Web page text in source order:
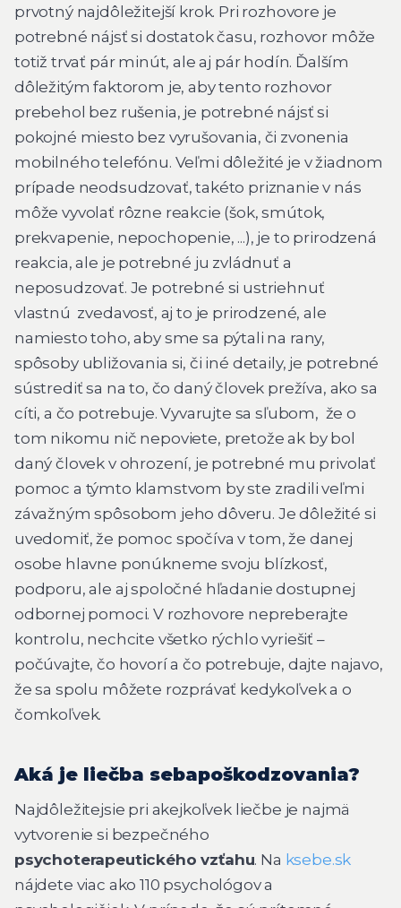
prvotný najdôležitejší krok. Pri rozhovore je
potrebné nájsť si dostatok času, rozhovor môže
totiž trvať pár minút, ale aj pár hodín. Ďalším
dôležitým faktorom je, aby tento rozhovor
prebehol bez rušenia, je potrebné nájsť si
pokojné miesto bez vyrušovania, či zvonenia
mobilného telefónu. Veľmi dôležité je v žiadnom
prípade neodsudzovať, takéto priznanie v nás
môže vyvolať rôzne reakcie (šok, smútok,
prekvapenie, nepochopenie, ...), je to prirodzená
reakcia, ale je potrebné ju zvládnuť a
neposudzovať. Je potrebné si ustriehnuť
vlastnú zvedavosť, aj to je prirodzené, ale
namiesto toho, aby sme sa pýtali na rany,
spôsoby ubližovania si, či iné detaily, je potrebné
sústrediť sa na to, čo daný človek prežíva, ako sa
cíti, a čo potrebuje. Vyvarujte sa sľubom, že o
tom nikomu nič nepoviete, pretože ak by bol
daný človek v ohrození, je potrebné mu privolať
pomoc a týmto klamstvom by ste zradili veľmi
závažným spôsobom jeho dôveru. Je dôležité si
uvedomiť, že pomoc spočíva v tom, že danej
osobe hlavne ponúkneme svoju blízkosť,
podporu, ale aj spoločné hľadanie dostupnej
odbornej pomoci. V rozhovore nepreberajte
kontrolu, nechcite všetko rýchlo vyriešiť –
počúvajte, čo hovorí a čo potrebuje, dajte najavo,
že sa spolu môžete rozprávať kedykoľvek a o
čomkoľvek.
Aká je liečba sebapoškodzovania?
Najdôležitejsie pri akejkoľvek liečbe je najmä
vytvorenie si bezpečného
psychoterapeutického vzťahu. Na ksebe.sk
nájdete viac ako 110 psychológov a